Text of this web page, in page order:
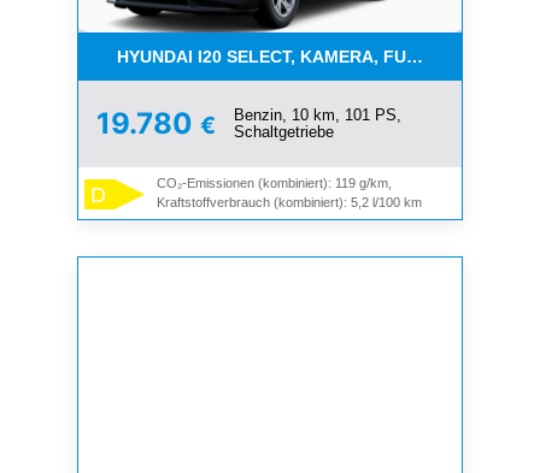
HYUNDAI I20 SELECT, KAMERA, FUNKT.PAKET,
19.780 €
Benzin, 10 km, 101 PS,
Schaltgetriebe
D
CO₂-Emissionen (kombiniert): 119 g/km,
Kraftstoffverbrauch (kombiniert): 5,2 l/100 km